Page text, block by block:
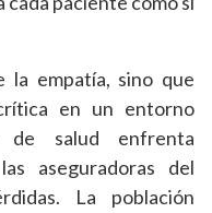
la empatía, sino que
en un entorno
de salud enfrenta
aseguradoras del
La población